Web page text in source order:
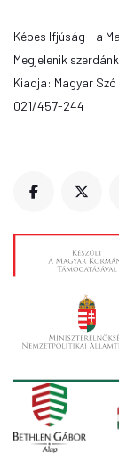
Képes Ifjúság - a
Megjelenik
Kiadja: Magyar
021/457-244